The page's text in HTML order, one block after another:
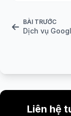
BÀI TRƯỚC
Dịch vụ
Liên hệ